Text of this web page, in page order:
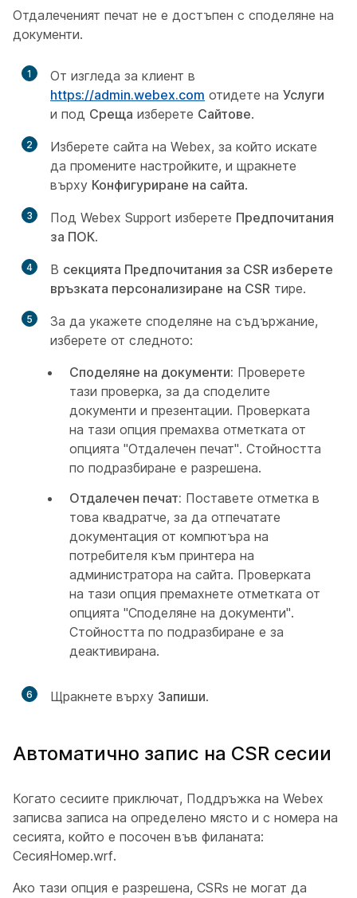
Отдалеченият печат не е достъпен с споделяне на
документи.
1
От изгледа за клиент в
https://admin.webex.com отидете на Услуги
и под Среща изберете Сайтове.
2
Изберете сайта на Webex, за който искате
да промените настройките, и щракнете
върху Конфигуриране на сайта.
3 Под Webex Support изберете Предпочитания
за ПОК.
4 В секцията Предпочитания за CSR изберете
връзката персонализиране на CSR тире.
5
За да укажете споделяне на съдържание,
изберете от следното:
Споделяне на документи: Проверете
тази проверка, за да споделите
документи и презентации. Проверката
на тази опция премахва отметката от
опцията "Отдалечен печат". Стойността
по подразбиране е разрешена.
Отдалечен печат: Поставете отметка в
това квадратче, за да отпечатате
документация от компютъра на
потребителя към принтера на
администратора на сайта. Проверката
на тази опция премахнете отметката от
опцията "Споделяне на документи".
Стойността по подразбиране е за
деактивирана.
6 Щракнете върху Запиши.
Автоматично запис на CSR сесии
Когато сесиите приключат, Поддръжка на Webex
записва записа на определено място и с номера на
сесията, който е посочен във филаната:
СесияНомер.wrf.
Ако тази опция е разрешена, CSRs не могат да